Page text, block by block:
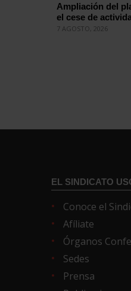
Ampliación del
el cese de
7 AGOSTO, 2026
EL SINDICATO
Conoce el
Afíliate
Órganos
Sedes
Prensa